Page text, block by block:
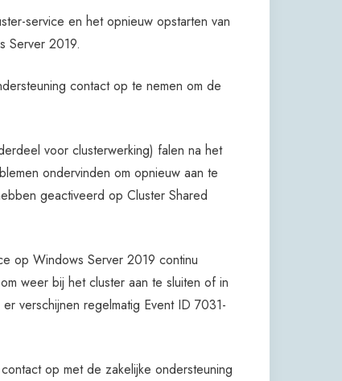
service en het opnieuw opstarten van
Server 2019.
contact op te nemen om de
voor clusterwerking) falen na het
ondervinden om opnieuw aan te
geactiveerd op Cluster Shared
op Windows Server 2019 continu
weer bij het cluster aan te sluiten of in
verschijnen regelmatig Event ID 7031-
op met de zakelijke ondersteuning